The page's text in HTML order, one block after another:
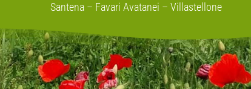
Santena – Favari Avatanei – Villastellone